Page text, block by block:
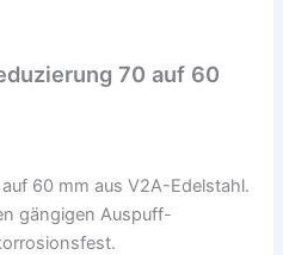
70 auf 60
60 mm aus V2A-Edelstahl.
gängigen Auspuff-